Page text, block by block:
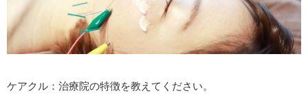
ケアクル：治療院の特徴を教えてください。